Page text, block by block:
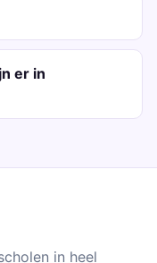
er in
in heel